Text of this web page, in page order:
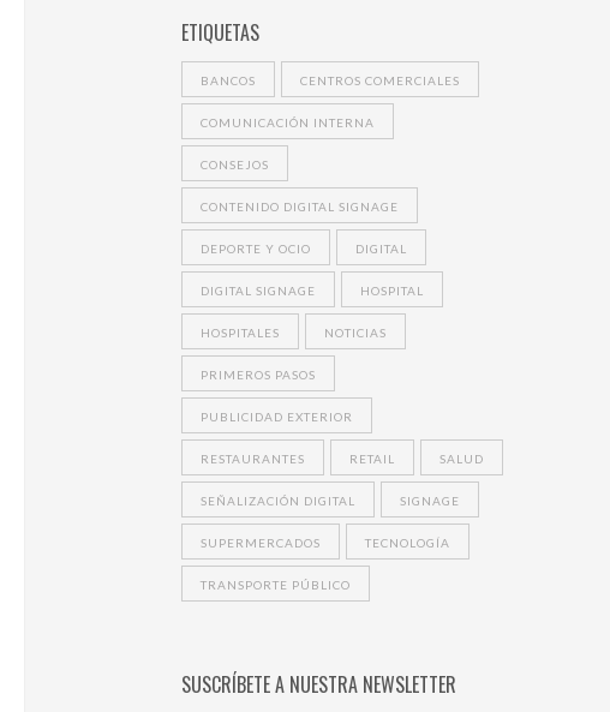
ETIQUETAS
BANCOS CENTROS COMERCIALES
COMUNICACIÓN INTERNA
CONSEJOS
CONTENIDO DIGITAL SIGNAGE
DEPORTE Y OCIO DIGITAL
DIGITAL SIGNAGE HOSPITAL
HOSPITALES NOTICIAS
PRIMEROS PASOS
PUBLICIDAD EXTERIOR
RESTAURANTES RETAIL SALUD
SEÑALIZACIÓN DIGITAL SIGNAGE
SUPERMERCADOS TECNOLOGÍA
TRANSPORTE PÚBLICO
SUSCRÍBETE A NUESTRA NEWSLETTER